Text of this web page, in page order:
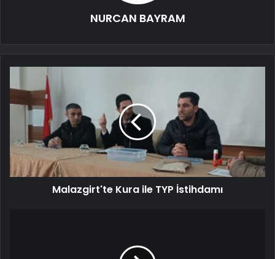
NURCAN BAYRAM
Malazgirt'te Kura ile TYP İstihdamı